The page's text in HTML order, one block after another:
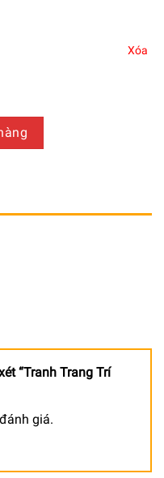
₫
Xóa
số lượng
“Tranh Trang Trí
giá.